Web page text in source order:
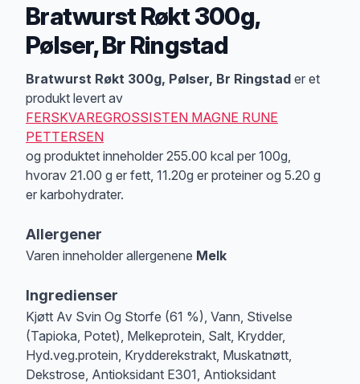
Bratwurst Røkt 300g,
Pølser, Br Ringstad
Produktbeskrivelse
Bratwurst Røkt 300g, Pølser, Br Ringstad er et
produkt levert av
FERSKVAREGROSSISTEN MAGNE RUNE
PETTERSEN
og produktet inneholder 255.00 kcal per 100g,
hvorav 21.00 g er fett, 11.20g er proteiner og 5.20 g
er karbohydrater.
Allergener
Varen inneholder allergenene Melk
Ingredienser
Kjøtt Av Svin Og Storfe (61 %), Vann, Stivelse
(Tapioka, Potet), Melkeprotein, Salt, Krydder,
Hyd.veg.protein, Krydderekstrakt, Muskatnøtt,
Dekstrose, Antioksidant E301, Antioksidant